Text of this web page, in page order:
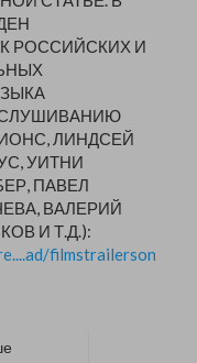
РОССИЙСКИХ И
ЛИНДСЕЙ
УИТНИ
ПАВЕЛ
ВАЛЕРИЙ
И Т.Д.):
filmstrailersonli